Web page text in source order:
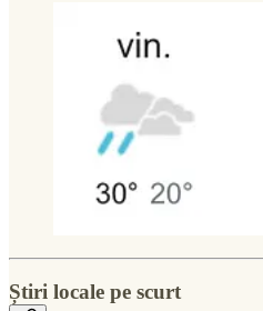
Știri locale pe scurt